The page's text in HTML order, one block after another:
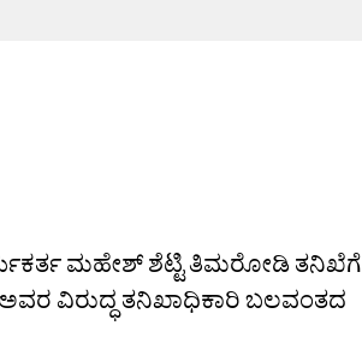
ಮಹೇಶ್‌ ಶೆಟ್ಟಿ ತಿಮರೋಡಿ ತನಿಖೆಗೆ
ವಿರುದ್ಧ ತನಿಖಾಧಿಕಾರಿ ಬಲವಂತದ